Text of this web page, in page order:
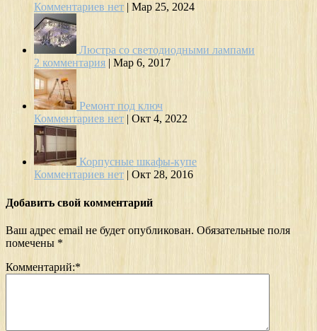
Комментариев нет | Мар 25, 2024
Люстра со светодиодными лампами
2 комментария | Мар 6, 2017
Ремонт под ключ
Комментариев нет | Окт 4, 2022
Корпусные шкафы-купе
Комментариев нет | Окт 28, 2016
Добавить свой комментарий
Ваш адрес email не будет опубликован. Обязательные поля
помечены *
Комментарий:*